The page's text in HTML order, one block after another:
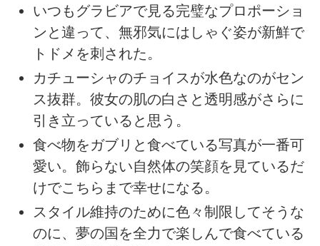
いつもグラビアで見る完璧なプロポーショ
ンと違って、無邪気にはしゃぐ姿が新鮮で
トドメを刺された。
カチューシャのチョイスが水色なのがセン
ス抜群。彼女の肌の白さと透明感がさらに
引き立っていると思う。
食べ物をガブリと食べている写真が一番可
愛い。飾らない自然体の笑顔を見ているだ
けでこちらまで幸せになる。
スタイル維持のために色々制限してそうな
のに、夢の国を全力で楽しんで食べている